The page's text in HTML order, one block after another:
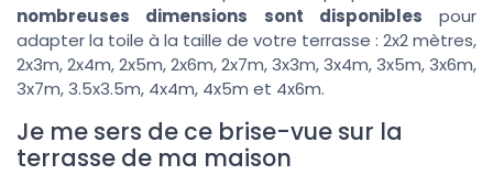
nombreuses dimensions sont disponibles pour
adapter la toile à la taille de votre terrasse : 2x2 mètres,
2x3m, 2x4m, 2x5m, 2x6m, 2x7m, 3x3m, 3x4m, 3x5m, 3x6m,
3x7m, 3.5x3.5m, 4x4m, 4x5m et 4x6m.
Je me sers de ce brise-vue sur la
terrasse de ma maison